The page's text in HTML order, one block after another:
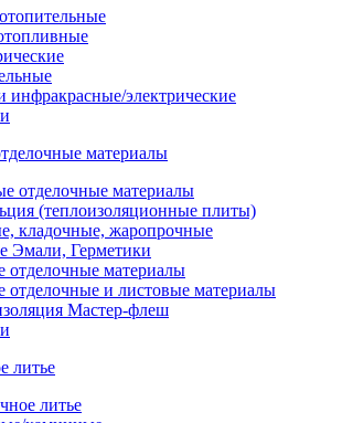
инфракрасные/электрические
отделочные материалы
(теплоизоляционные плиты)
кладочные, жаропрочные
Эмали, Герметики
отделочные материалы
отделочные и листовые материалы
Мастер-флеш
литье